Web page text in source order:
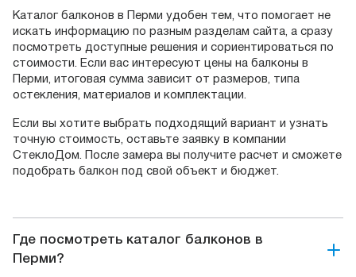
Каталог балконов в Перми удобен тем, что помогает не
искать информацию по разным разделам сайта, а сразу
посмотреть доступные решения и сориентироваться по
стоимости. Если вас интересуют цены на балконы в
Перми, итоговая сумма зависит от размеров, типа
остекления, материалов и комплектации.
Если вы хотите выбрать подходящий вариант и узнать
точную стоимость, оставьте заявку в компании
СтеклоДом. После замера вы получите расчет и сможете
подобрать балкон под свой объект и бюджет.
Где посмотреть каталог балконов в
Перми?